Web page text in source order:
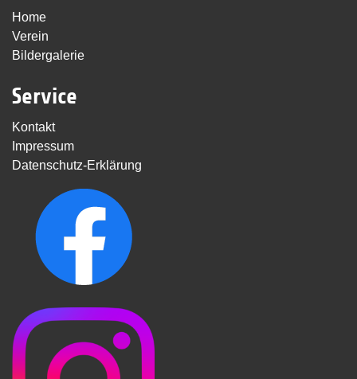
Home
Verein
Bildergalerie
Service
Kontakt
Impressum
Datenschutz-Erklärung